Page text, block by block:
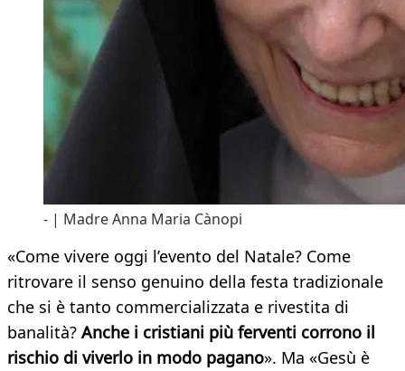
- | Madre Anna Maria Cànopi
«Come vivere oggi l’evento del Natale? Come
ritrovare il senso genuino della festa tradizionale
che si è tanto commercializzata e rivestita di
banalità? Anche i cristiani più ferventi corrono il
rischio di viverlo in modo pagano». Ma «Gesù è